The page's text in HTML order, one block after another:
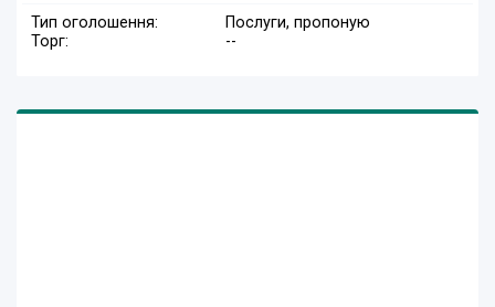
Тип оголошення:
Послуги, пропоную
Торг:
--